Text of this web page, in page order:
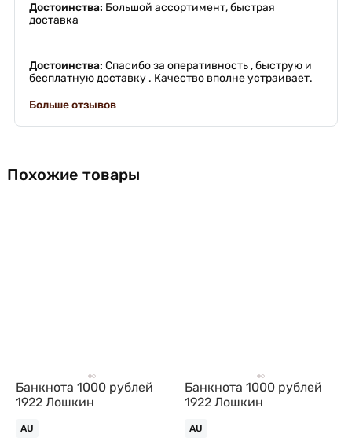
Достоинства: Большой ассортимент, быстрая
доставка
Достоинства: Спасибо за оперативность , быструю и
бесплатную доставку . Качество вполне устраивает.
Больше отзывов
Похожие товары
Банкнота 1000 рублей
1922 Лошкин
AU
Банкнота 1000 рублей
1922 Лошкин
AU